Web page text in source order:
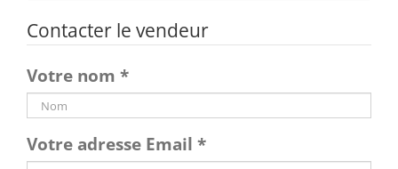
Contacter le vendeur
Votre nom *
Votre adresse Email *